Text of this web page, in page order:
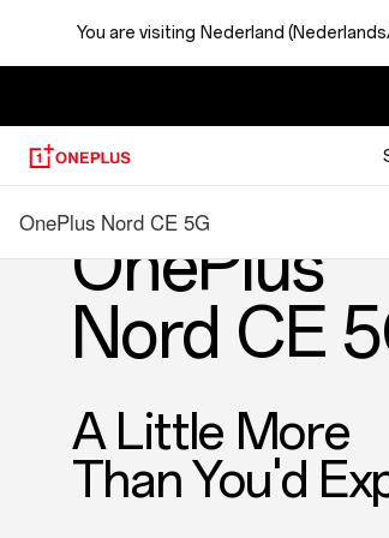
OnePlus
CE
5G
You are visiting Nederland
OnePlus Nord CE 5G
OnePlus
Nord CE
A Little More
Than You'd